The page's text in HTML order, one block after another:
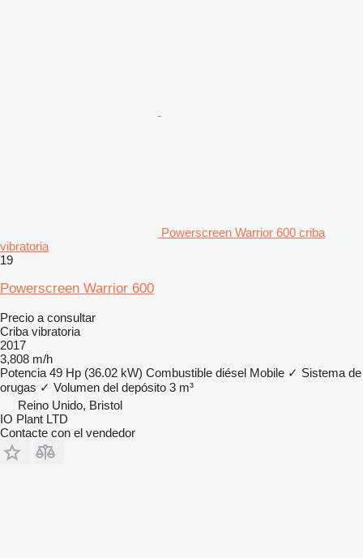
Powerscreen Warrior 600 criba
vibratoria
19
Powerscreen Warrior 600
Precio a consultar
Criba vibratoria
2017
3,808 m/h
Potencia 49 Hp (36.02 kW) Combustible diésel Mobile ✓ Sistema de
orugas ✓ Volumen del depósito 3 m³
Reino Unido, Bristol
IO Plant LTD
Contacte con el vendedor